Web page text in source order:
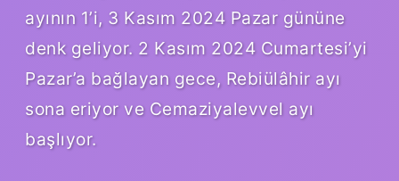
ayının 1’i, 3 Kasım 2024 Pazar gününe
denk geliyor. 2 Kasım 2024 Cumartesi’yi
Pazar’a bağlayan gece, Rebiülâhir ayı
sona eriyor ve Cemaziyalevvel ayı
başlıyor.